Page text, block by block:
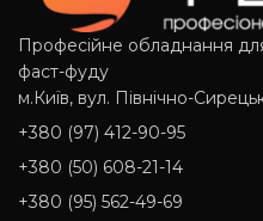
Професійне обладнання
фаст-фуду
м.Київ, вул. Північно-
+380 (97) 412-90-95
+380 (50) 608-21-14
+380 (95) 562-49-69